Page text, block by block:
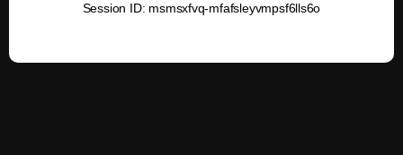
Session ID: msmsxfvq-mfafsleyvmpsf6lls6o